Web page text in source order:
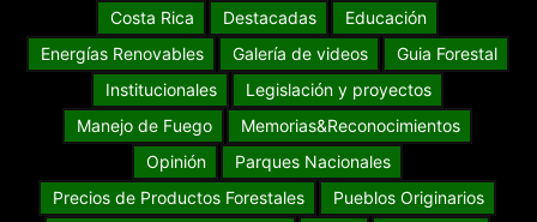
Costa Rica
Destacadas
Educación
Energías Renovables
Galería de videos
Guia Forestal
Institucionales
Legislación y proyectos
Manejo de Fuego
Memorias&Reconocimientos
Opinión
Parques Nacionales
Precios de Productos Forestales
Pueblos Originarios